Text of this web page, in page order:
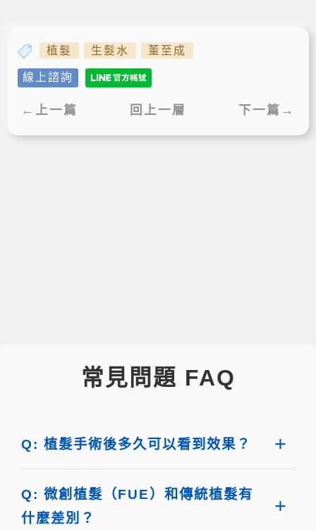
植髮 生髮水 董至成
線上諮詢
←上一篇 回上一層 下一篇→
常見問題 FAQ
Q: 植髮手術後多久可以看到效果？
Q: 微創植髮（FUE）和傳統植髮有
什麼差別？